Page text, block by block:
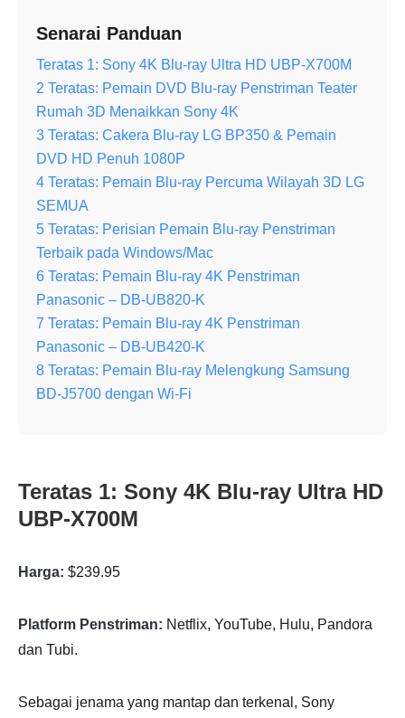
Senarai Panduan
Teratas 1: Sony 4K Blu-ray Ultra HD UBP-X700M
2 Teratas: Pemain DVD Blu-ray Penstriman Teater
Rumah 3D Menaikkan Sony 4K
3 Teratas: Cakera Blu-ray LG BP350 & Pemain
DVD HD Penuh 1080P
4 Teratas: Pemain Blu-ray Percuma Wilayah 3D LG
SEMUA
5 Teratas: Perisian Pemain Blu-ray Penstriman
Terbaik pada Windows/Mac
6 Teratas: Pemain Blu-ray 4K Penstriman
Panasonic – DB-UB820-K
7 Teratas: Pemain Blu-ray 4K Penstriman
Panasonic – DB-UB420-K
8 Teratas: Pemain Blu-ray Melengkung Samsung
BD-J5700 dengan Wi-Fi
Teratas 1: Sony 4K Blu-ray Ultra HD
UBP-X700M
Harga: $239.95
Platform Penstriman: Netflix, YouTube, Hulu, Pandora
dan Tubi.
Sebagai jenama yang mantap dan terkenal, Sony